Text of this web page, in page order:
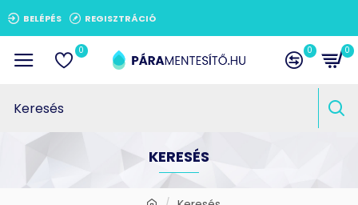
BELÉPÉS REGISZTRÁCIÓ
0 0 0
KERESÉS